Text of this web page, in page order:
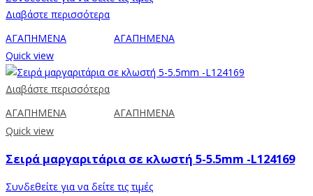
Διαβάστε περισσότερα
ΑΓΑΠΗΜΕΝΑ
ΑΓΑΠΗΜΕΝΑ
Quick view
Διαβάστε περισσότερα
ΑΓΑΠΗΜΕΝΑ
ΑΓΑΠΗΜΕΝΑ
Quick view
Σειρά μαργαριτάρια σε κλωστή 5-5.5mm -L124169
Συνδεθείτε για να δείτε τις τιμές